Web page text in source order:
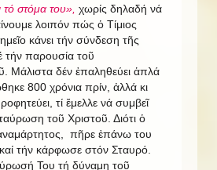
στόμα του», χωρίς δηλαδή νά
λοιπόν πώς ὁ Τίμιος
κάνει τήν σύνδεση τῆς
τήν παρουσία τοῦ
Μάλιστα δέν ἐπαληθεύει ἁπλά
800 χρόνια πρίν, ἀλλά κι
τί ἔμελλε νά συμβεῖ
τοῦ Χριστοῦ. Διότι ὁ
πῆρε ἐπάνω του
τήν κάρφωσε στόν Σταυρό.
Του τή δύναμη τοῦ